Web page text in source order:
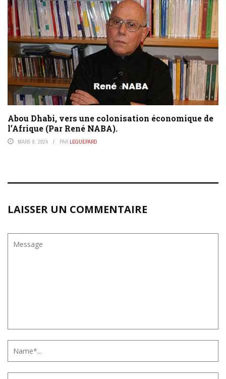
Abou Dhabi, vers une colonisation économique de
l’Afrique (Par René NABA).
MARS 8, 2024 PAR LEGUEPARD
LAISSER UN COMMENTAIRE